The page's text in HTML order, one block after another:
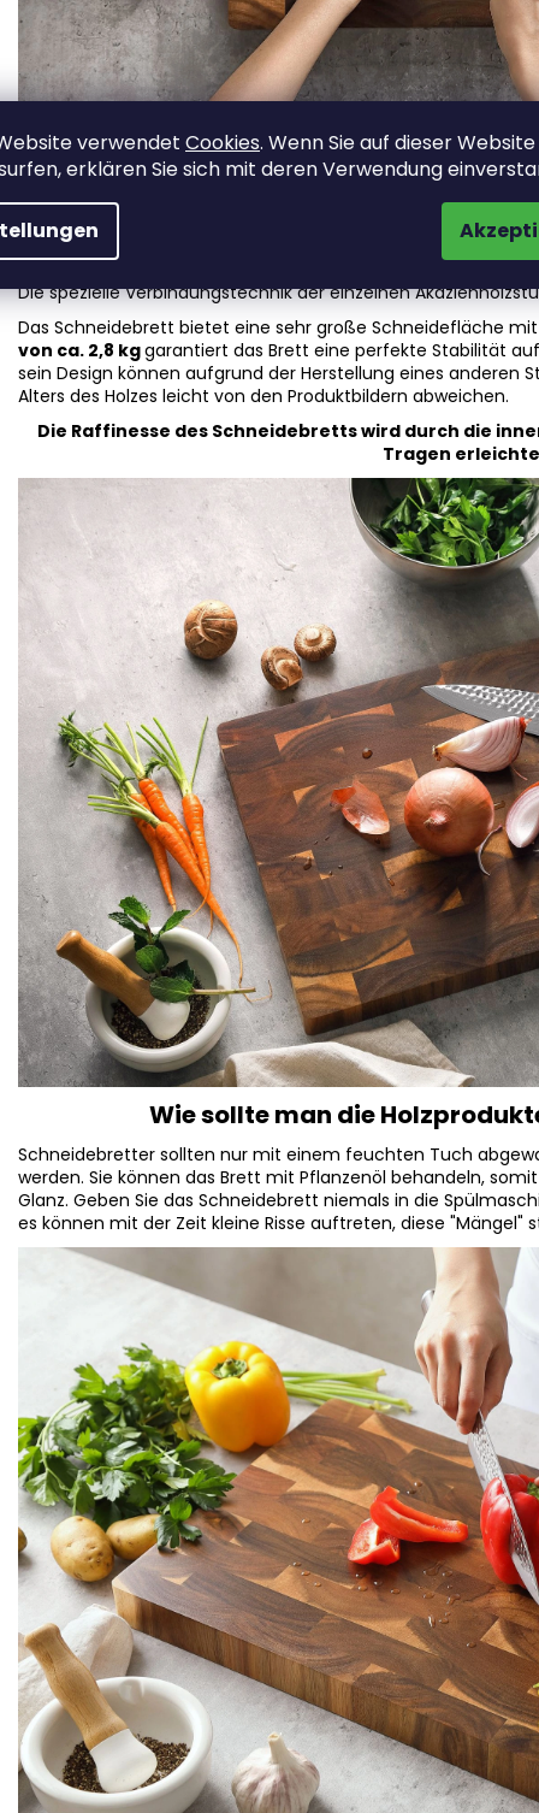
verwendet Cookies. Wenn Sie auf dieser Website
erklären Sie sich mit deren Verwendung
Es ist leicht zu reinigen und hat eine
Jedes Schneidebrett wird in einem einzigartigen,
Oberfläche
. Die
und aus hochwertigem
Die spezielle Verbindungstechnik der einzelnen
Das Schneidebrett bietet eine sehr große Schneidefläche
von ca. 2,8 kggarantiert das Brett eine perfekte Stabilität
sein Design können aufgrund der Herstellung eines anderen
Alters des Holzes leicht von den Produktbildern abweichen.
Die Raffinesse des Schneidebretts wird durch die
Tragen
Wie sollte man die
Schneidebretter sollten nur mit einem feuchten Tuch
werden. Sie können das Brett mit Pflanzenöl behandeln,
Glanz. Geben Sie das Schneidebrett niemals in die
es können mit der Zeit kleine Risse auftreten, diese "Mängel"